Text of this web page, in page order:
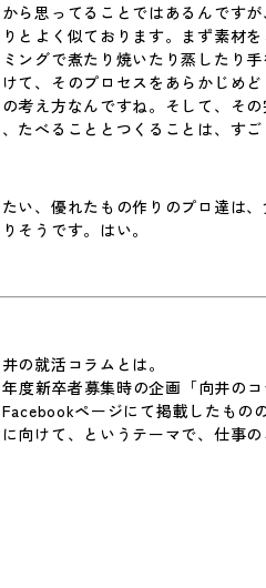
陣が、
ちと、
いる…
ら思ってることではあるんです
とよく似ております。まず素材
ングで煮たり焼いたり蒸したり
て、そのプロセスをあらかじめ
考え方なんですね。そして、そ
たべることとつくることは、すご
い、優れたもの作りのプロ達は
そうです。はい。
の就活コラムとは。
年度新卒者募集時の企画「向井の
ページにて掲載したもの
向けて、というテーマで、仕事